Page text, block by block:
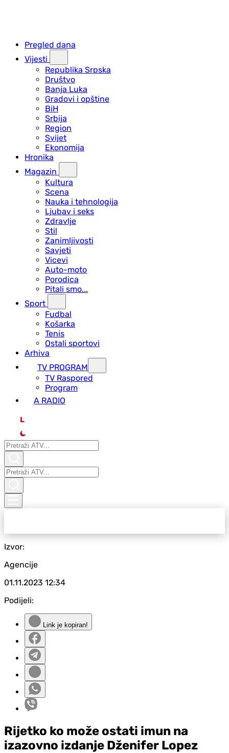
Pregled dana
Vijesti
Republika Srpska
Društvo
Banja Luka
Gradovi i opštine
BiH
Srbija
Region
Svijet
Ekonomija
Hronika
Magazin
Kultura
Scena
Nauka i tehnologija
Ljubav i seks
Zdravlje
Stil
Zanimljivosti
Savjeti
Vicevi
Auto-moto
Porodica
Pitali smo...
Sport
Fudbal
Košarka
Tenis
Ostali sportovi
Arhiva
TV PROGRAM
ТV Raspored
Program
A RADIO
L
Izvor:
Agencije
01.11.2023 12:34
Podijeli:
Link je kopiran!
Rijetko ko može ostati imun na
izazovno izdanje Dženifer Lopez